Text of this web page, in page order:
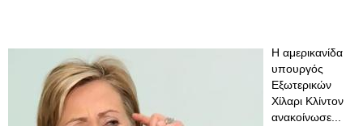
Η αμερικανίδα
υπουργός
Εξωτερικών
Χίλαρι Κλίντον
ανακοίνωσε...